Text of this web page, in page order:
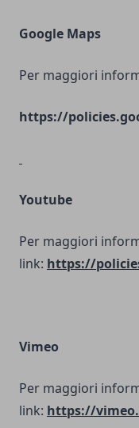
Google Maps
Per maggiori
https://
Youtube
Per maggiori
link: https://
Vimeo
Per maggiori
link: https://